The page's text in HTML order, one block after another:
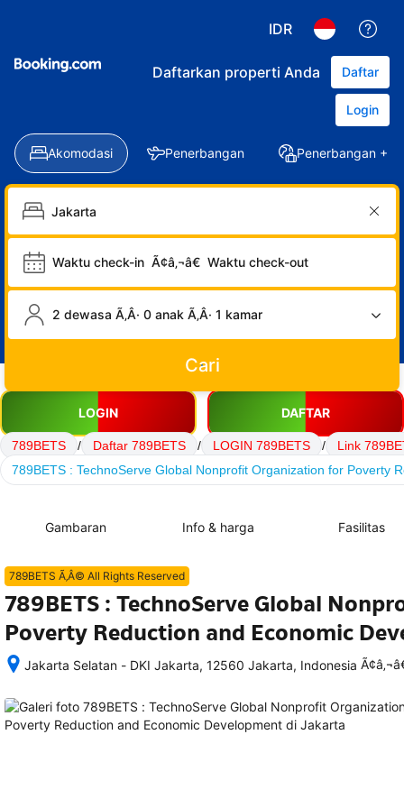
IDR
Daftarkan properti Anda Daftar
Login
Akomodasi Penerbangan Penerbangan +
Waktu check-in Ã¢â‚¬â€ Waktu check-out
2 dewasa Ã‚Â· 0 anak Ã‚Â· 1 kamar
Cari
LOGIN DAFTAR
789BETS / Daftar 789BETS / LOGIN 789BETS /
Link
789BETS : TechnoServe Global Nonprofit Organization for Poverty
Gambaran Info & harga Fasilitas
789BETS Ã‚Â© All Rights Reserved
789BETS : TechnoServe Global
Poverty Reduction and Economic
Jakarta Selatan - DKI Jakarta, 12560 Jakarta, Indonesia
memesan,
semua
rincian